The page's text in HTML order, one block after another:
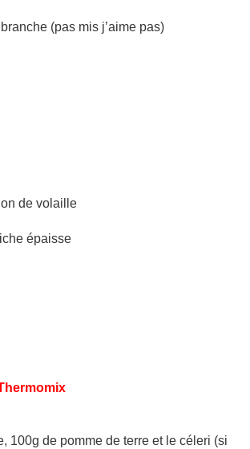
(pas mis j’aime pas)
de volaille
épaisse
100g de pomme de terre et le céleri (si